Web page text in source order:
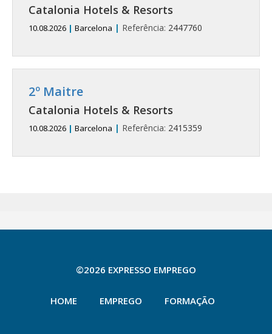
Catalonia Hotels & Resorts
10.08.2026 | Barcelona | Referência: 2447760
2º Maitre
Catalonia Hotels & Resorts
10.08.2026 | Barcelona | Referência: 2415359
©2026 EXPRESSO EMPREGO
HOME EMPREGO FORMAÇÃO